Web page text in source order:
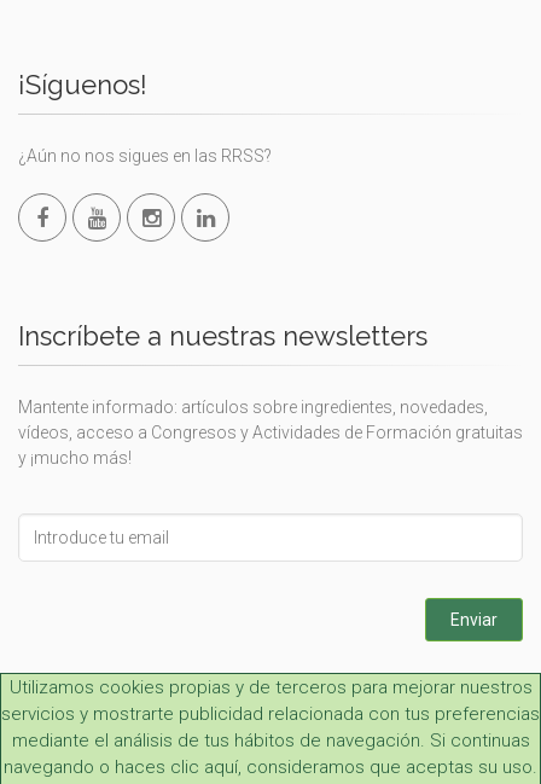
¡Síguenos!
¿Aún no nos sigues en las RRSS?
Inscríbete a nuestras newsletters
Mantente informado: artículos sobre ingredientes, novedades,
vídeos, acceso a Congresos y Actividades de Formación gratuitas
y ¡mucho más!
this
field
Enviar
Utilizamos cookies propias y de terceros para mejorar nuestros
servicios y mostrarte publicidad relacionada con tus preferencias
mediante el análisis de tus hábitos de navegación. Si continuas
navegando o haces clic aquí, consideramos que aceptas su uso.